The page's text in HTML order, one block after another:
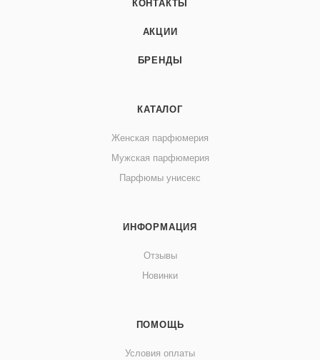
КОНТАКТЫ
АКЦИИ
БРЕНДЫ
КАТАЛОГ
Женская парфюмерия
Мужская парфюмерия
Парфюмы унисекс
ИНФОРМАЦИЯ
Отзывы
Новинки
ПОМОЩЬ
Условия оплаты